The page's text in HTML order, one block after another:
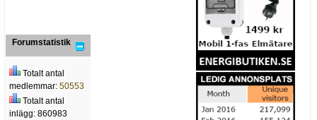
Forumstatistik
Totalt antal
medlemmar: 50553
Totalt antal
inlägg: 860983